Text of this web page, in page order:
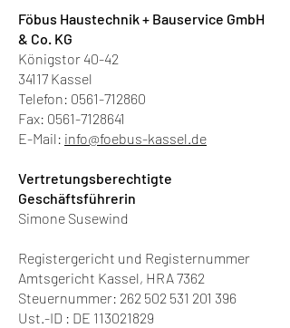
Föbus Haustechnik + Bauservice GmbH
& Co. KG
Königstor 40-42
34117 Kassel
Telefon: 0561-712860
Fax: 0561-7128641
E-Mail: info@foebus-kassel.de
Vertretungsberechtigte
Geschäftsführerin
Simone Susewind
Registergericht und Registernummer
Amtsgericht Kassel, HRA 7362
Steuernummer: 262 502 531 201 396
Ust.-ID : DE 113021829